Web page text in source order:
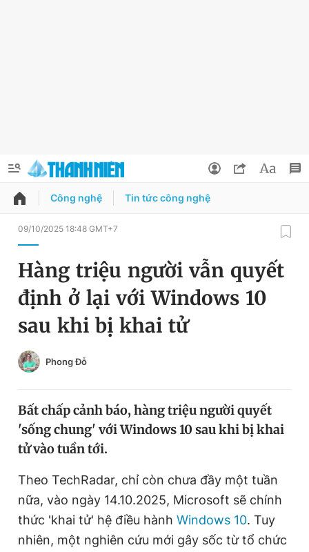
QUẢNG CÁO ĐẶT BÁO
Chuyên mục
Chuyên mục khác
Chào ngày mới
Tin thị trường
Video
Sản phẩm khác
Tiện ích Bạn cần biết
Đổi mật khẩu
Tin đã lưu
Công nghệ Tin tức công nghệ
09/10/2025 18:48 GMT+7
Hàng triệu người vẫn quyết
định ở lại với Windows 10
sau khi bị khai tử
Phong Đỗ
Bất chấp cảnh báo, hàng triệu người quyết
'sống chung' với Windows 10 sau khi bị khai
tử vào tuần tới.
Theo TechRadar, chỉ còn chưa đầy một tuần
nữa, vào ngày 14.10.2025, Microsoft sẽ chính
thức 'khai tử' hệ điều hành Windows 10. Tuy
nhiên, một nghiên cứu mới gây sốc từ tổ chức